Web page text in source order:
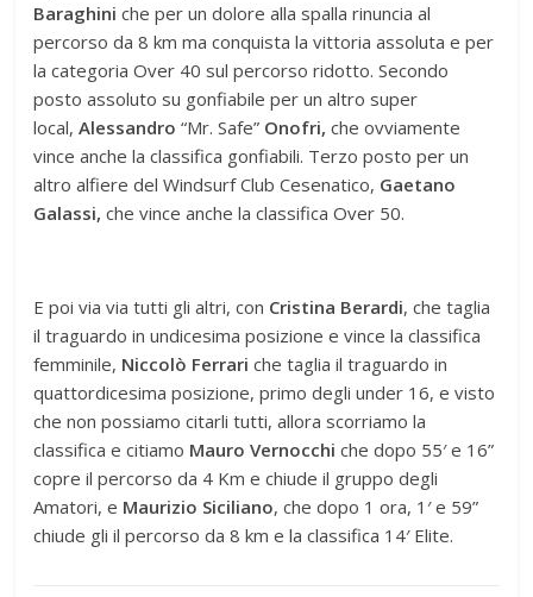
Baraghini che per un dolore alla spalla rinuncia al
percorso da 8 km ma conquista la vittoria assoluta e per
la categoria Over 40 sul percorso ridotto. Secondo
posto assoluto su gonfiabile per un altro super
local,Alessandro “Mr. Safe” Onofri, che ovviamente
vince anche la classifica gonfiabili. Terzo posto per un
altro alfiere del Windsurf Club Cesenatico, Gaetano
Galassi, che vince anche la classifica Over 50.
E poi via via tutti gli altri, con Cristina Berardi, che taglia
il traguardo in undicesima posizione e vince la classifica
femminile, Niccolò Ferrari che taglia il traguardo in
quattordicesima posizione, primo degli under 16, e visto
che non possiamo citarli tutti, allora scorriamo la
classifica e citiamo Mauro Vernocchi che dopo 55′ e 16”
copre il percorso da 4 Km e chiude il gruppo degli
Amatori, e Maurizio Siciliano, che dopo 1 ora, 1′ e 59”
chiude gli il percorso da 8 km e la classifica 14′ Elite.